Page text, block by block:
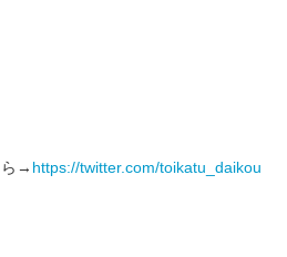
ら→ https://twitter.com/toikatu_daikou